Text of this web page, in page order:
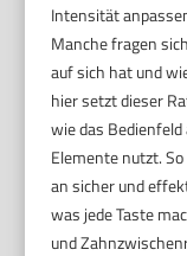
Intensität
Manche fragen
auf sich hat und
hier setzt dieser
wie das
Elemente nutzt.
an sicher und
was jede Taste
und